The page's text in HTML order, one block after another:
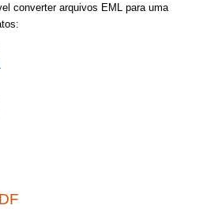
converter arquivos EML para uma